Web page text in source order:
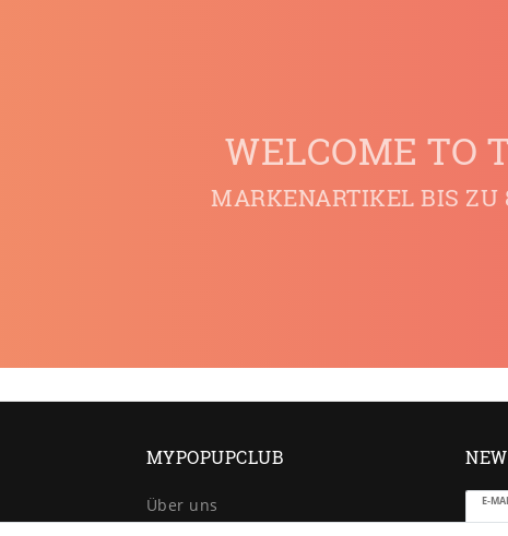
WELCOME TO
MARKENARTIKEL BIS ZU
MYPOPUPCLUB
Über uns
E-